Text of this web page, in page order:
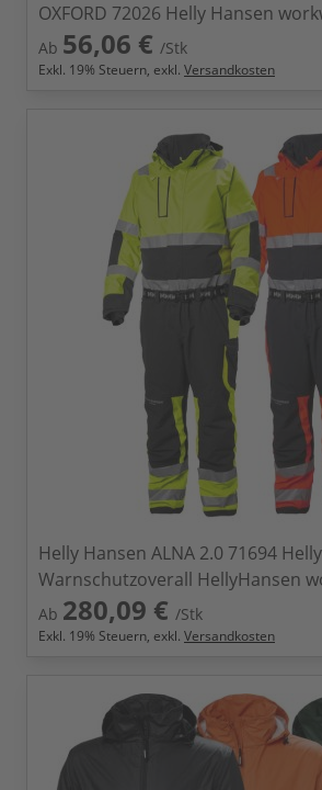
OXFORD 72026 Helly Hansen
Ab 56,06 € /Stk
Exkl. 19% Steuern, exkl. Versandkosten
Helly Hansen ALNA 2.0 71694
Warnschutzoverall HellyHansen
Ab 280,09 € /Stk
Exkl. 19% Steuern, exkl. Versandkosten